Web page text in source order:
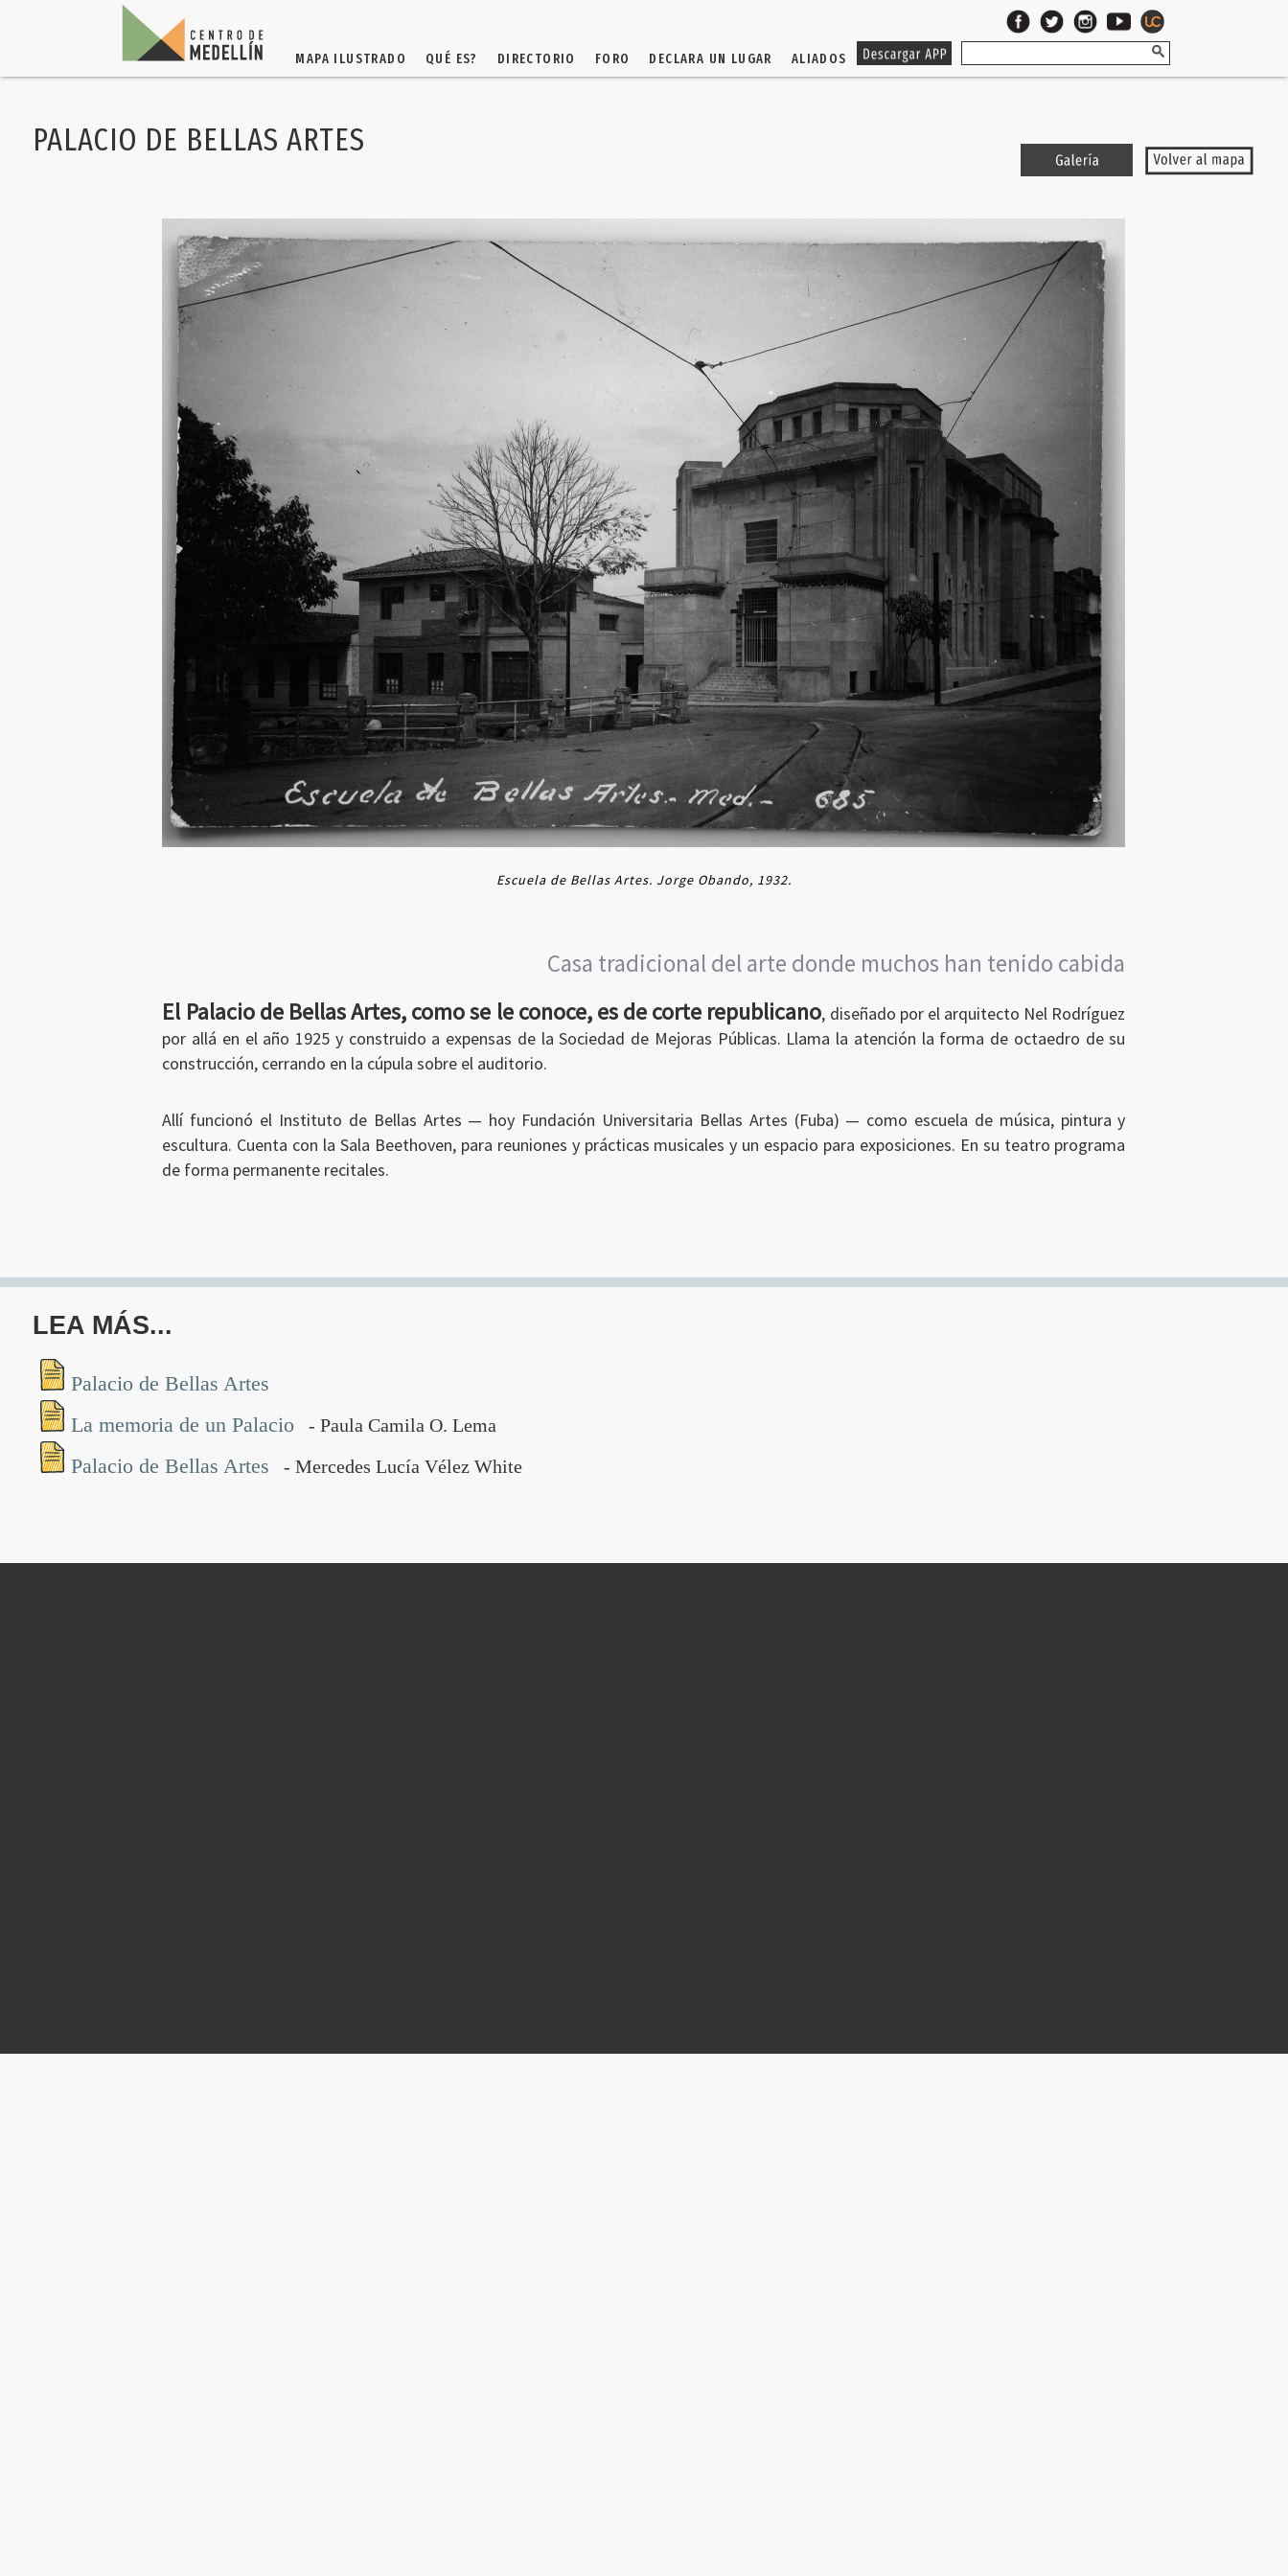
MAPA ILUSTRADO QUÉ ES? DIRECTORIO FORO DECLARA UN LUGAR ALIADOS
PALACIO DE BELLAS ARTES
Escuela de Bellas Artes. Jorge Obando, 1932.
Casa tradicional del arte donde muchos han tenido cabida
El Palacio de Bellas Artes, como se le conoce, es de corte republicano, diseñado por el arquitecto Nel Rodríguez
por allá en el año 1925 y construido a expensas de la Sociedad de Mejoras Públicas. Llama la atención la forma de octaedro de su
construcción, cerrando en la cúpula sobre el auditorio.
Allí funcionó el Instituto de Bellas Artes — hoy Fundación Universitaria Bellas Artes (Fuba) — como escuela de música, pintura y
escultura. Cuenta con la Sala Beethoven, para reuniones y prácticas musicales y un espacio para exposiciones. En su teatro programa
de forma permanente recitales.
LEA MÁS...
Palacio de Bellas Artes
La memoria de un Palacio
- Paula Camila O. Lema
Palacio de Bellas Artes - Mercedes Lucía Vélez White